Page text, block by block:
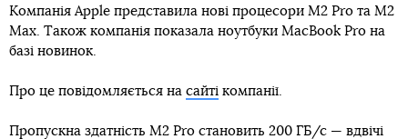
Компанія Apple представила нові процесори М2 Pro та М2
Max. Також компанія показала ноутбуки MacBook Pro на
базі новинок.
Про це повідомляється на сайті компанії.
Пропускна здатність M2 Pro становить 200 ГБ/с — вдвічі